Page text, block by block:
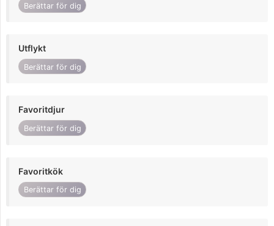
Berättar för dig
Utflykt
Berättar för dig
Favoritdjur
Berättar för dig
Favoritkök
Berättar för dig